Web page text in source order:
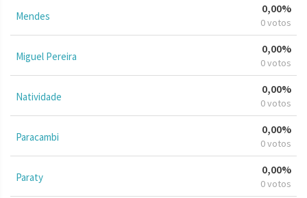
Mendes
0,00%
0 votos
Miguel Pereira
0,00%
0 votos
Natividade
0,00%
0 votos
Paracambi
0,00%
0 votos
Paraty
0,00%
0 votos